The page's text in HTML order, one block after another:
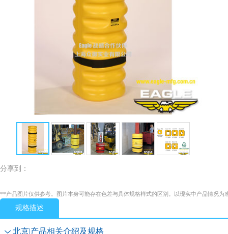
分享到：
**产品图片仅供参考。图片本身可能存在色差与具体规格样式的区别。以现实中产品情况为
规格描述
北京|产品相关介绍及规格